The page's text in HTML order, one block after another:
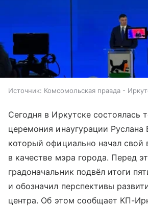
Источник: Комсомольская правда -
Сегодня в Иркутске состоялась
церемония инаугурации Руслана
который официально начал свой
в качестве мэра города. Перед
градоначальник подвёл итоги
и обозначил перспективы
центра. Об этом сообщает КП-